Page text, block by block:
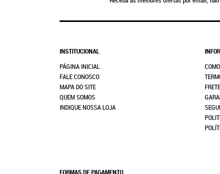
INSTITUCIONAL
PÁGINA INICIAL
FALE CONOSCO
MAPA DO SITE
QUEM SOMOS
INDIQUE NOSSA LOJA
FORMAS DE PAGAMENTO